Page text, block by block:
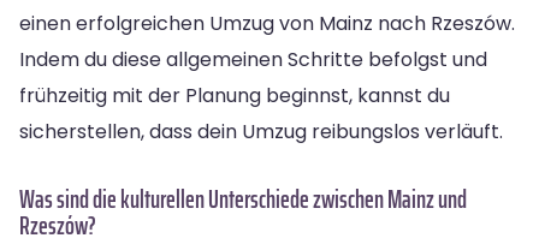
einen erfolgreichen Umzug von Mainz nach Rzeszów.
Indem du diese allgemeinen Schritte befolgst und
frühzeitig mit der Planung beginnst, kannst du
sicherstellen, dass dein Umzug reibungslos verläuft.
Was sind die kulturellen Unterschiede zwischen Mainz und
Rzeszów?